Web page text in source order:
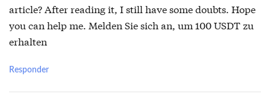
article? After reading it, I still have some doubts. Hope
you can help me. Melden Sie sich an, um 100 USDT zu
erhalten
Responder